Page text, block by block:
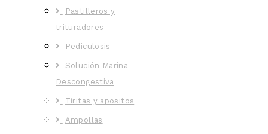
Pastilleros y
trituradores
Pediculosis
Solución Marina
Descongestiva
Tiritas y apositos
Ampollas